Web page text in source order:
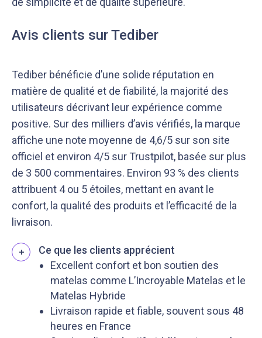
Avis clients sur Tediber
Tediber bénéficie d’une solide réputation en
matière de qualité et de fiabilité, la majorité des
utilisateurs décrivant leur expérience comme
positive. Sur des milliers d’avis vérifiés, la marque
affiche une note moyenne de 4,6/5 sur son site
officiel et environ 4/5 sur Trustpilot, basée sur plus
de 3 500 commentaires. Environ 93 % des clients
attribuent 4 ou 5 étoiles, mettant en avant le
confort, la qualité des produits et l’efficacité de la
livraison.
+
Ce que les clients apprécient
Excellent confort et bon soutien des
matelas comme L’Incroyable Matelas et le
Matelas Hybride
Livraison rapide et fiable, souvent sous 48
heures en France